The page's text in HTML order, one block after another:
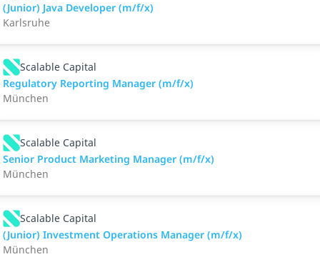
(Junior) Java Developer (m/f/x)
Karlsruhe
Scalable Capital
Regulatory Reporting Manager (m/f/x)
München
Scalable Capital
Senior Product Marketing Manager (m/f/x)
München
Scalable Capital
(Junior) Investment Operations Manager (m/f/x)
München